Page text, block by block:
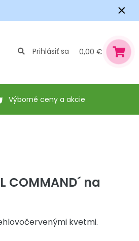
×
Prihlásiť sa 0,00 €
Výborné ceny a akcie
COMMAND´ na
kvetmi.